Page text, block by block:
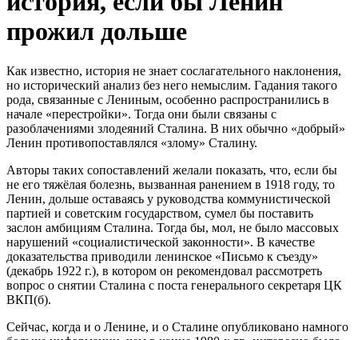
прожил дольше
Как известно, история не знает сослагательного наклонения,
но исторический анализ без него немыслим. Гадания такого
рода, связанные с Лениным, особенно распространились в
начале «перестройки». Тогда они были связаны с
разоблачениями злодеяний Сталина. В них обычно «добрый»
Ленин противопоставлялся «злому» Сталину.
Авторы таких сопоставлений желали показать, что, если бы
не его тяжёлая болезнь, вызванная ранением в 1918 году, то
Ленин, дольше оставаясь у руководства коммунистической
партией и советским государством, сумел бы поставить
заслон амбициям Сталина. Тогда бы, мол, не было массовых
нарушений «социалистической законности». В качестве
доказательства приводили ленинское «Письмо к съезду»
(декабрь 1922 г.), в котором он рекомендовал рассмотреть
вопрос о снятии Сталина с поста генерального секретаря ЦК
ВКП(б).
Сейчас, когда и о Ленине, и о Сталине опубликовано намного